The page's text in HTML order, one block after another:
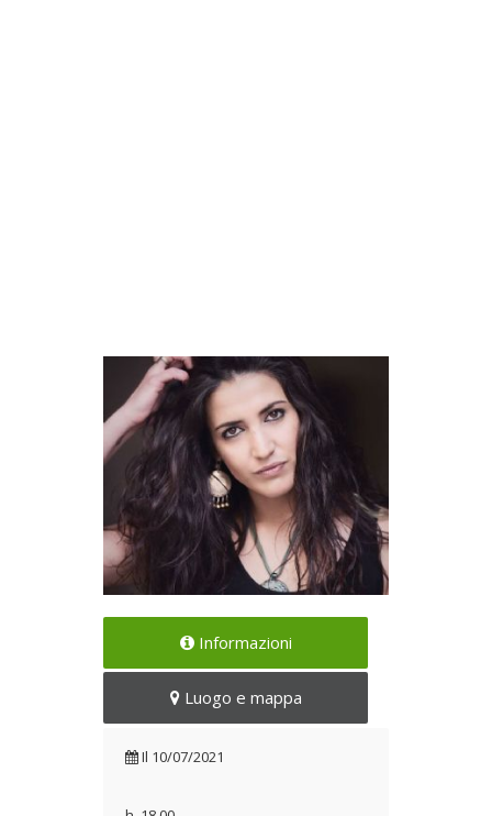
Ultimo evento con Rachele
Il 10/07/2021
Informazioni
Luogo e mappa
Il 10/07/2021